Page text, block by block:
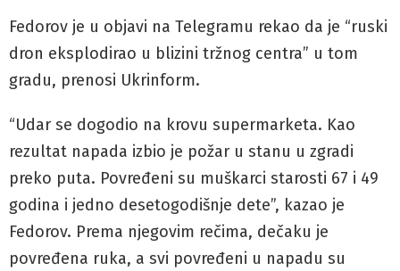
Fedorov je u objavi na Telegramu rekao da je “ruski
dron eksplodirao u blizini tržnog centra” u tom
gradu, prenosi Ukrinform.
“Udar se dogodio na krovu supermarketa. Kao
rezultat napada izbio je požar u stanu u zgradi
preko puta. Povređeni su muškarci starosti 67 i 49
godina i jedno desetogodišnje dete”, kazao je
Fedorov. Prema njegovim rečima, dečaku je
povređena ruka, a svi povređeni u napadu su